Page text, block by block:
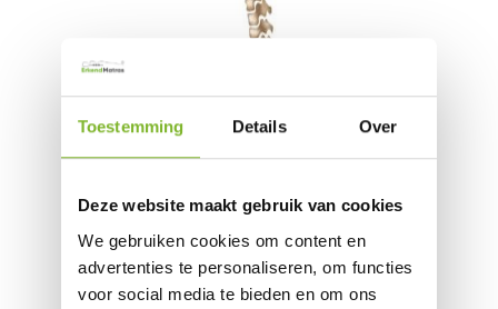
Toestemming Details Over
Deze website maakt gebruik van cookies
We gebruiken cookies om content en
advertenties te personaliseren, om functies
voor social media te bieden en om ons